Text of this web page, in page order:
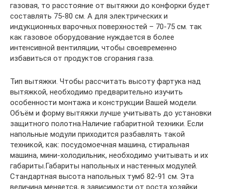
газовая, то расстояние от вытяжки до конфорки будет
составлять 75-80 см. А для электрических и
индукционных варочных поверхностей – 70-75 см. так
как газовое оборудование нуждается в более
интенсивной вентиляции, чтобы своевременно
избавиться от продуктов сгорания газа.
Тип вытяжки. Чтобы рассчитать высоту фартука над
вытяжкой, необходимо предварительно изучить
особенности монтажа и конструкции Вашей модели.
Объём и форму вытяжки лучше учитывать до установки
защитного полотна.Наличие габаритной техники. Если
напольные модули приходится разбавлять такой
техникой, как: посудомоечная машина, стиральная
машина, мини-холодильник, необходимо учитывать и их
габариты.Габариты напольных и настенных модулей.
Стандартная высота напольных тумб 82-91 см. Эта
величина меняется, в зависимости от роста хозяйки.